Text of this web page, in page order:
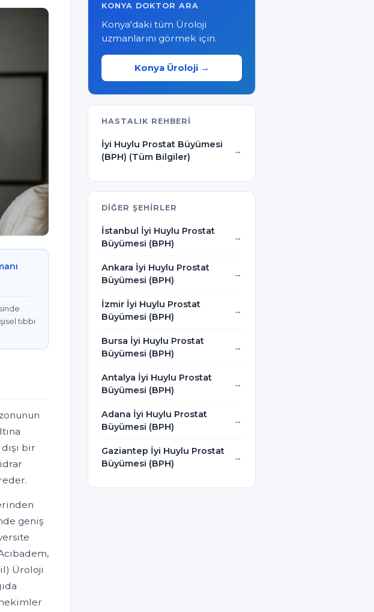
tıbbi
bir
geniş
Üroloji
KONYA DOKTOR ARA
Konya'daki tüm Üroloji
uzmanlarını görmek için.
Konya Üroloji →
HASTALIK REHBERI
İyi Huylu Prostat Büyümesi
(BPH) (Tüm Bilgiler)
DIĞER ŞEHIRLER
İstanbul İyi Huylu Prostat
Büyümesi (BPH)
Ankara İyi Huylu Prostat
Büyümesi (BPH)
İzmir İyi Huylu Prostat
Büyümesi (BPH)
Bursa İyi Huylu Prostat
Büyümesi (BPH)
Antalya İyi Huylu Prostat
Büyümesi (BPH)
Adana İyi Huylu Prostat
Büyümesi (BPH)
Gaziantep İyi Huylu Prostat
Büyümesi (BPH)